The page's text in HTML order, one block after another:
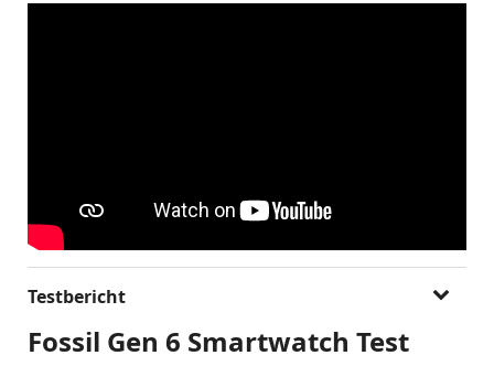
Testbericht
Fossil Gen 6 Smartwatch Test